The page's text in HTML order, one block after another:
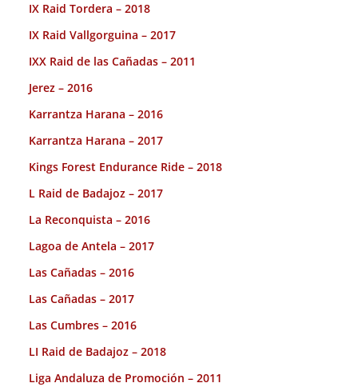
IX Raid Tordera – 2018
IX Raid Vallgorguina – 2017
IXX Raid de las Cañadas – 2011
Jerez – 2016
Karrantza Harana – 2016
Karrantza Harana – 2017
Kings Forest Endurance Ride – 2018
L Raid de Badajoz – 2017
La Reconquista – 2016
Lagoa de Antela – 2017
Las Cañadas – 2016
Las Cañadas – 2017
Las Cumbres – 2016
LI Raid de Badajoz – 2018
Liga Andaluza de Promoción – 2011